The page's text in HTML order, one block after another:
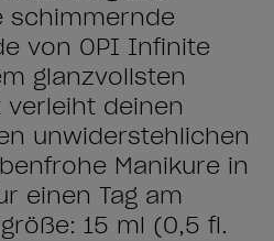
schimmernde
von OPI Infinite
glanzvollsten
verleiht deinen
unwiderstehlichen
Maniküre in
einen Tag am
15 ml (0,5 fl.